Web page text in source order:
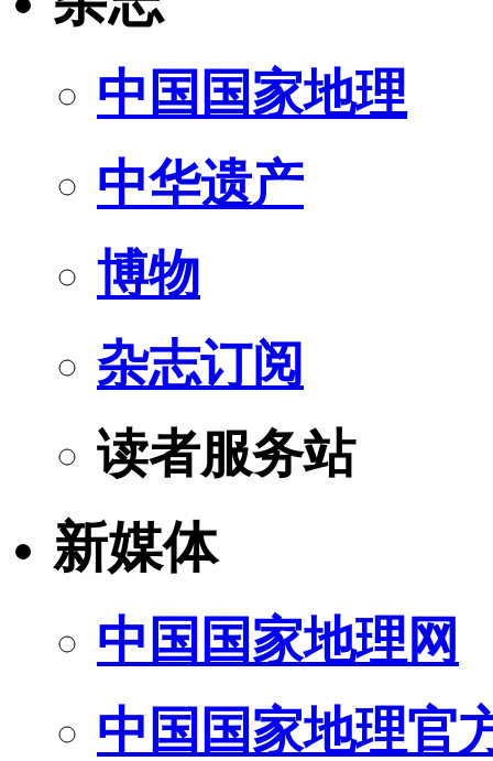
中国国家地理
中华遗产
博物
杂志订阅
读者服务站
新媒体
中国国家地理网
中国国家地理官